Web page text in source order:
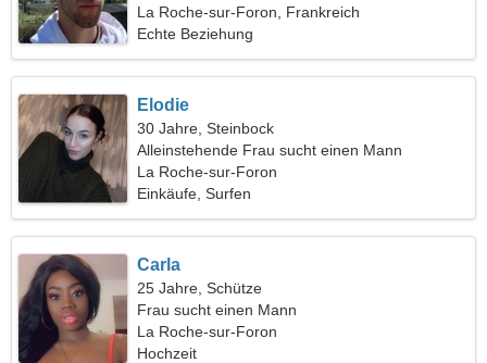
La Roche-sur-Foron, Frankreich
Echte Beziehung
Elodie
30 Jahre, Steinbock
Alleinstehende Frau sucht einen Mann
La Roche-sur-Foron
Einkäufe, Surfen
Carla
25 Jahre, Schütze
Frau sucht einen Mann
La Roche-sur-Foron
Hochzeit